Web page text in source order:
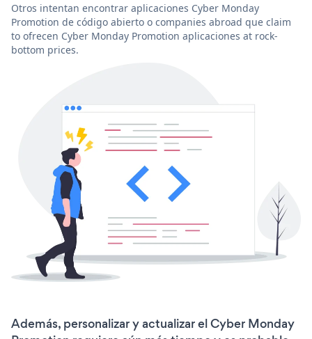
Otros intentan encontrar aplicaciones Cyber Monday
Promotion de código abierto o companies abroad que claim
to ofrecen Cyber Monday Promotion aplicaciones at rock-
bottom prices.
Además, personalizar y actualizar el Cyber Monday